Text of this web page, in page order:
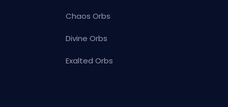
Chaos Orbs
Divine Orbs
Exalted Orbs